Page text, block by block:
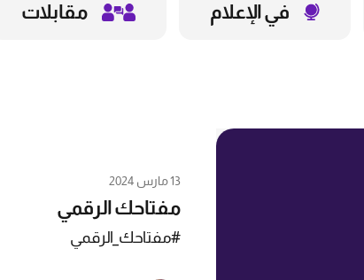
في الإعلام مقابلات
13 مارس 2024
مفتاحك الرقمي
#مفتاحك_الرقمي